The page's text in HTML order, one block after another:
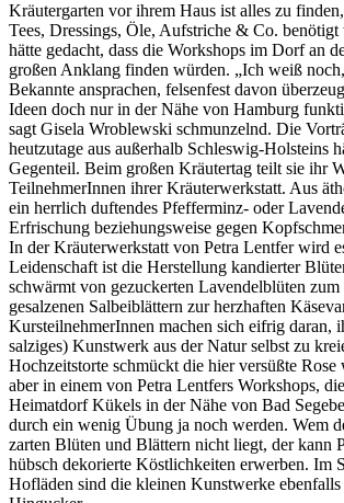
Kräutergarten vor ihrem Haus ist alles zu
Tees, Dressings, Öle, Aufstriche & Co.
hätte gedacht, dass die Workshops im Dorf an
großen Anklang finden würden. „Ich weiß
Bekannte ansprachen, felsenfest davon
Ideen doch nur in der Nähe von Hamburg
sagt Gisela Wroblewski schmunzelnd. Die
heutzutage aus außerhalb Schleswig-Holsteins
Gegenteil. Beim großen Kräutertag teilt sie ihr
TeilnehmerInnen ihrer Kräuterwerkstatt. Aus
ein herrlich duftendes Pfefferminz- oder
Erfrischung beziehungsweise gegen
In der Kräuterwerkstatt von Petra Lentfer wird
Leidenschaft ist die Herstellung kandierter
schwärmt von gezuckerten Lavendelblüten
gesalzenen Salbeiblättern zur herzhaften
KursteilnehmerInnen machen sich eifrig daran,
salziges) Kunstwerk aus der Natur selbst zu
Hochzeitstorte schmückt die hier versüßte
aber in einem von Petra Lentfers Workshops,
Heimatdorf Kükels in der Nähe von Bad
durch ein wenig Übung ja noch werden. Wem
zarten Blüten und Blättern nicht liegt, der kann
hübsch dekorierte Köstlichkeiten erwerben. Im
Hofläden sind die kleinen Kunstwerke